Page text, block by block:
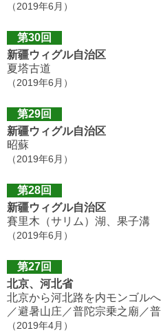
（2019年6月）
第30回
新疆ウィグル自治区
夏塔古道
（2019年6月）
第29回
新疆ウィグル自治区
昭蘇
（2019年6月）
第28回
新疆ウィグル自治区
賽里木（サリム）湖、果子溝
（2019年6月）
第27回
北京、河北省
北京から河北路を内モンゴル
／避暑山庄／普陀宗乗之廟／
（2019年4月）